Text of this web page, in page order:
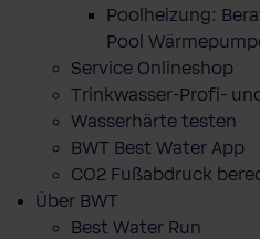
Poolheizung:
Pool
Service Onlineshop
Trinkwasser-Profi-
Wasserhärte testen
BWT Best Water App
CO2 Fußabdruck
Über BWT
Best Water Run